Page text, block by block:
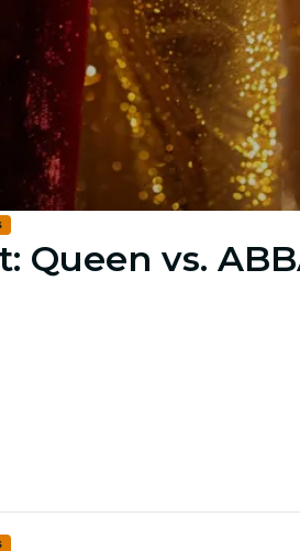
Queen vs.